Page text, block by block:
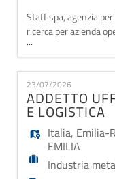
CV
Lingua
EN
FR
IT
Staff spa, agenzia
ricerca per azienda
IMPIEGATO/A
budget e cash flow
fornitori e richiesta
ed emissione ordini -
prime e finite,
...
23/07/2026
ADDETTO
E LOGISTICA
Italia, Emilia-
EMILIA
Industria